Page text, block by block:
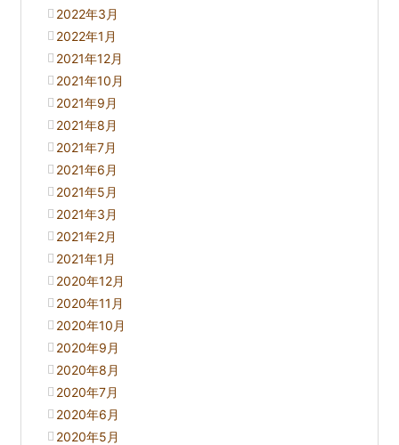
2022年3月
2022年1月
2021年12月
2021年10月
2021年9月
2021年8月
2021年7月
2021年6月
2021年5月
2021年3月
2021年2月
2021年1月
2020年12月
2020年11月
2020年10月
2020年9月
2020年8月
2020年7月
2020年6月
2020年5月